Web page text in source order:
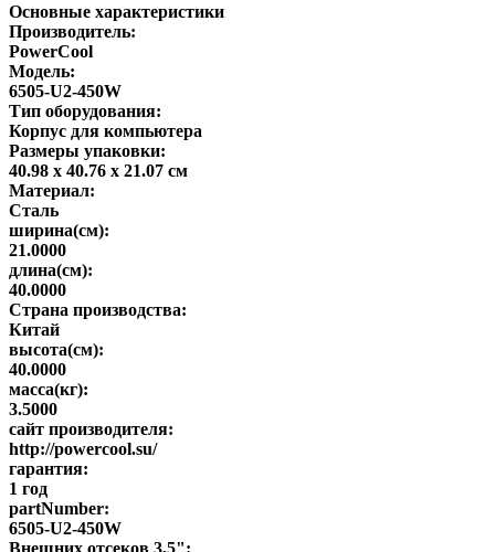
Основные характеристики
Производитель:
PowerCool
Модель:
6505-U2-450W
Тип оборудования:
Корпус для компьютера
Размеры упаковки:
40.98 x 40.76 x 21.07 см
Материал:
Сталь
ширина(см):
21.0000
длина(см):
40.0000
Страна производства:
Китай
высота(см):
40.0000
масса(кг):
3.5000
сайт производителя:
http://powercool.su/
гарантия:
1 год
partNumber:
6505-U2-450W
Внешних отсеков 3,5":